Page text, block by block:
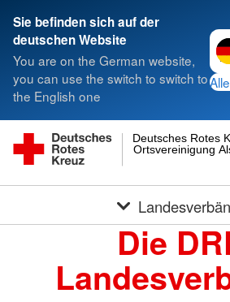
Sie befinden sich auf der
deutschen Website
You are on the German website,
you can use the switch to switch to
the English one
Ortsvereinigung
Deutsches Rotes
Die